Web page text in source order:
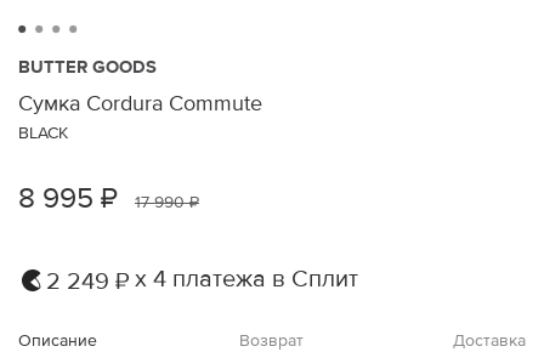
BUTTER GOODS
Сумка Cordura Commute
BLACK
8 995 ₽ 17 990 ₽
2 249 ₽ х 4 платежа в Сплит
Описание Возврат Доставка